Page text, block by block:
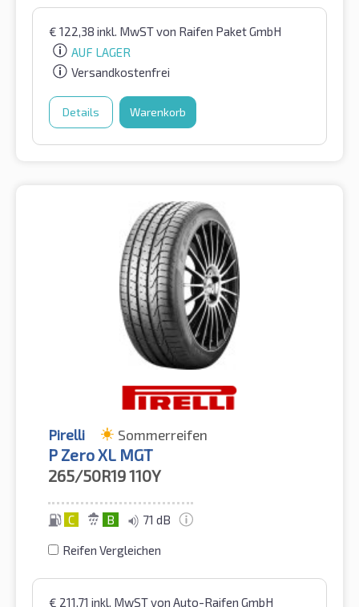
€ 122,38 inkl. MwSTvon Raifen Paket GmbH
AUF LAGER
Versandkostenfrei
Details Warenkorb
Pirelli Sommerreifen
P Zero XL MGT
265/50R19110Y
C B 71 dB
Reifen Vergleichen
€ 211,71 inkl. MwSTvon Auto-Raifen GmbH